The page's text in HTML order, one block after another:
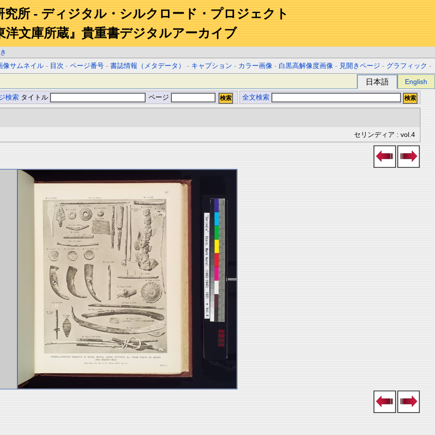
究所 - ディジタル・シルクロード・プロジェクト
洋文庫所蔵』貴重書デジタルアーカイブ
像サムネイル - 目次 -ページ番号 -書誌情報（メタデータ） - キャプション - カラー画像 - 白黒高解像度画像 - 見開きページ - グラフィック -
日本語 English
検索 タイトル ページ 全文検索
セリンディア : vol.4